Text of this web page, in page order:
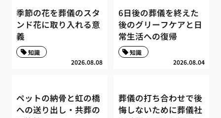
季節の花を葬儀のスタ
ンド花に取り入れる意
義
2026.08.08
知識
6日後の葬儀を終えた
後のグリーフケアと日
常生活への復帰
2026.08.04
知識
ペットの納骨と虹の橋
への送り出し・共葬の
葬儀の打ち合わせで後
悔しないために葬儀社